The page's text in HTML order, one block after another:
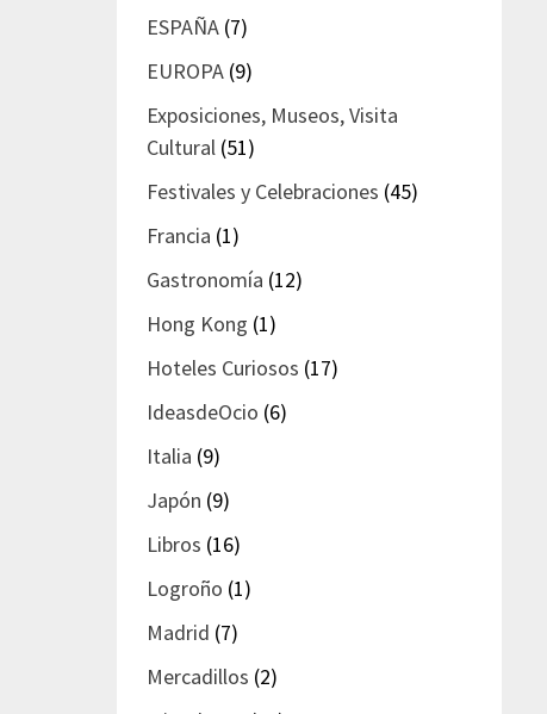
ESPAÑA (7)
EUROPA (9)
Exposiciones, Museos, Visita
Cultural (51)
Festivales y Celebraciones (45)
Francia (1)
Gastronomía (12)
Hong Kong (1)
Hoteles Curiosos (17)
IdeasdeOcio (6)
Italia (9)
Japón (9)
Libros (16)
Logroño (1)
Madrid (7)
Mercadillos (2)